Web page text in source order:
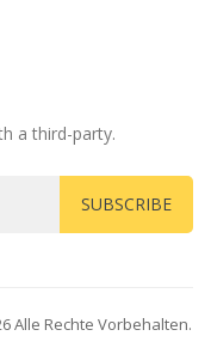
a third-party.
SUBSCRIBE
Alle Rechte Vorbehalten.